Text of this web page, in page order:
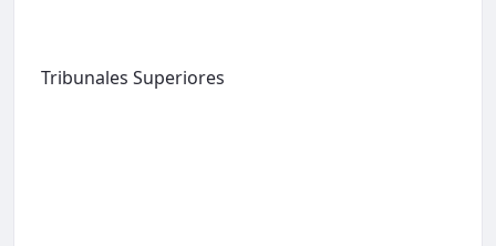
Tribunales Superiores